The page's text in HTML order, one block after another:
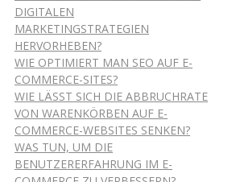
DIGITALEN
MARKETINGSTRATEGIEN
HERVORHEBEN?
WIE OPTIMIERT MAN SEO AUF E-
COMMERCE-SITES?
WIE LÄSST SICH DIE ABBRUCHRATE
VON WARENKÖRBEN AUF E-
COMMERCE-WEBSITES SENKEN?
WAS TUN, UM DIE
BENUTZERERFAHRUNG IM E-